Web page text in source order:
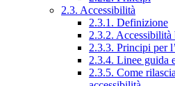
2.3. Accessibilità
2.3.1. Definizione
2.3.2. Accessibilità
2.3.3. Principi per
2.3.4. Linee guida
2.3.5. Come